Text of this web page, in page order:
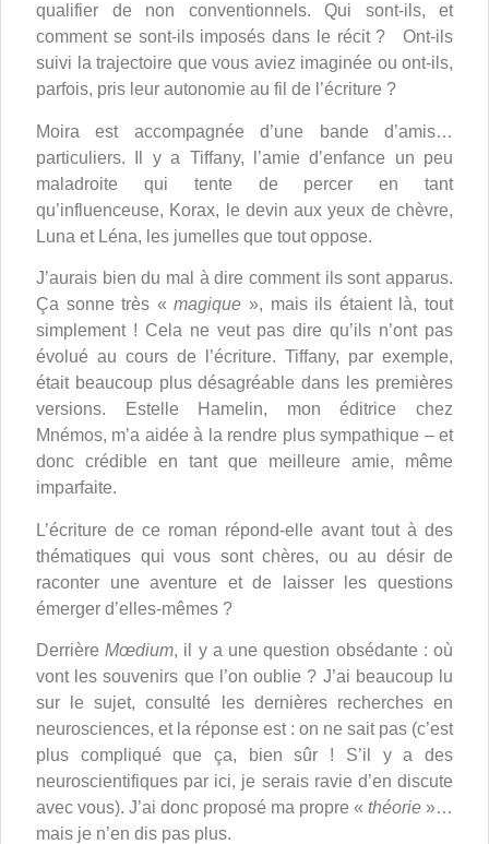
qualifier de non conventionnels. Qui sont-ils, et
comment se sont-ils imposés dans le récit ?
Ont-ils
suivi la trajectoire que vous aviez imaginée ou ont-ils,
parfois, pris leur autonomie au fil de l’écriture ?
Moira est accompagnée d’une bande d’amis…
particuliers. Il y a Tiffany, l’amie d’enfance un peu
maladroite qui tente de percer en tant
qu’influenceuse, Korax, le devin aux yeux de chèvre,
Luna et Léna, les jumelles que tout oppose.
J’aurais bien du mal à dire comment ils sont apparus.
Ça sonne très «magique », mais ils étaient là, tout
simplement ! Cela ne veut pas dire qu’ils n’ont pas
évolué au cours de l’écriture. Tiffany, par exemple,
était beaucoup plus désagréable dans les premières
versions. Estelle Hamelin, mon éditrice chez
Mnémos, m’a aidée à la rendre plus sympathique – et
donc crédible en tant que meilleure amie, même
imparfaite.
L’écriture de ce roman répond-elle avant tout à des
thématiques qui vous sont chères, ou au désir de
raconter une aventure et de laisser les questions
émerger d’elles-mêmes ?
DerrièreMœdium, il y a une question obsédante : où
vont les souvenirs que l’on oublie ? J’ai beaucoup lu
sur le sujet, consulté les dernières recherches en
neurosciences, et la réponse est : on ne sait pas (c’est
plus compliqué que ça, bien sûr ! S’il y a des
neuroscientifiques par ici, je serais ravie d’en discute
avec vous). J’ai donc proposé ma propre « théorie »…
mais je n’en dis pas plus.